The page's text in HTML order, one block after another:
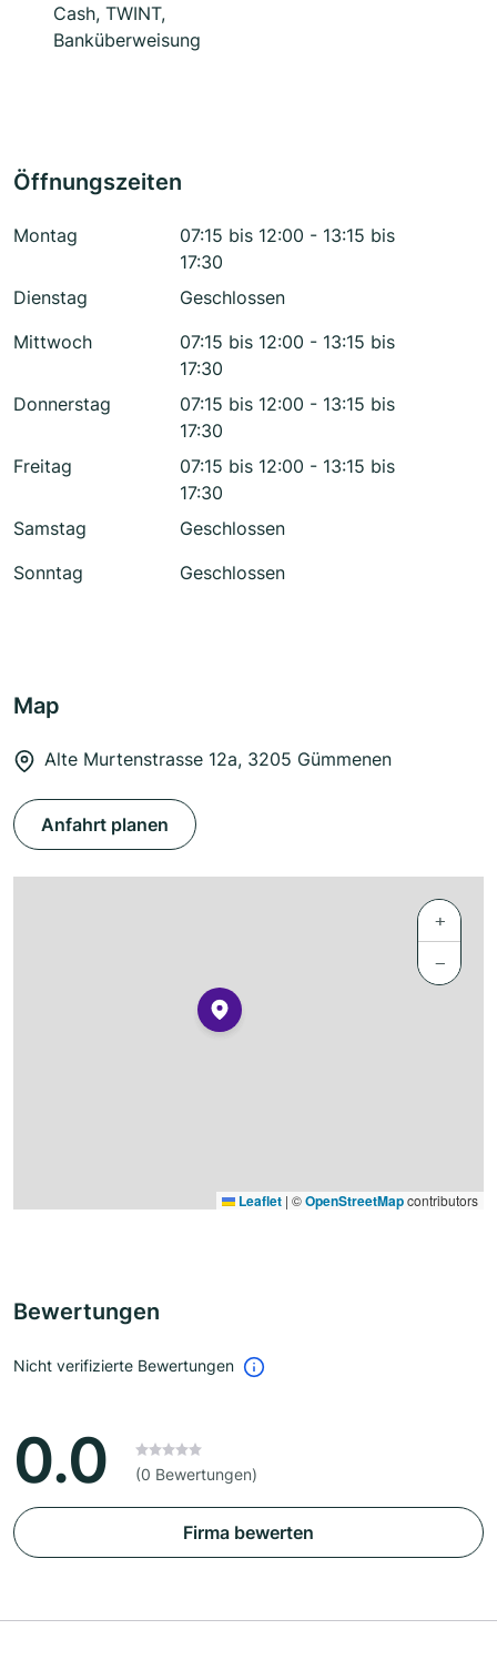
Cash, TWINT,
Banküberweisung
Öffnungszeiten
Montag
07:15 bis 12:00 - 13:15 bis
17:30
Dienstag
Geschlossen
Mittwoch
07:15 bis 12:00 - 13:15 bis
17:30
Donnerstag
07:15 bis 12:00 - 13:15 bis
17:30
Freitag
07:15 bis 12:00 - 13:15 bis
17:30
Samstag
Geschlossen
Sonntag
Geschlossen
Map
Alte Murtenstrasse 12a, 3205 Gümmenen
Anfahrt planen
+
−
Leaflet | ©OpenStreetMapcontributors
Bewertungen
Nicht verifizierte Bewertungen
0.0 (0 Bewertungen)
Firma bewerten